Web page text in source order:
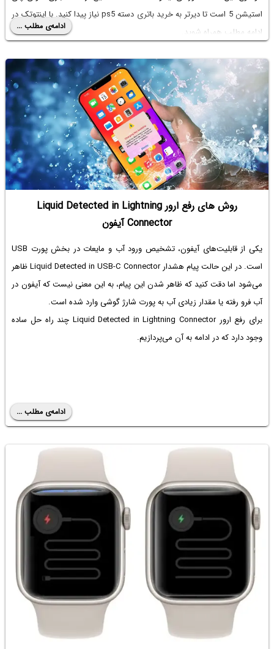
استیشن 5 است تا دیرتر به
خرید باتری دسته ps5
نیاز پیدا کنید. با اینتوتک در
ادامه مطلب همراه شوید.
ادامه‌ی مطلب ...
روش های رفع ارور Liquid Detected in Lightning
Connector آیفون
یکی از قابلیت‌های آیفون، تشخیص ورود آب و مایعات در بخش پورت USB
است. در این حالت پیام هشدار Liquid Detected in USB-C Connector ظاهر
می‌شود اما دقت کنید که ظاهر شدن این پیام، به این معنی نیست که آیفون در
آب فرو رفته یا مقدار زیادی آب به پورت شارژ گوشی وارد شده است.
برای رفع ارور Liquid Detected in Lightning Connector
چند راه حل ساده
وجود دارد که در ادامه به آن می‌پردازیم.
ادامه‌ی مطلب ...